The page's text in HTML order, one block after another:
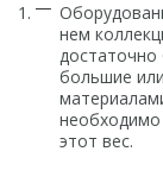
нем
большие
этот вес.